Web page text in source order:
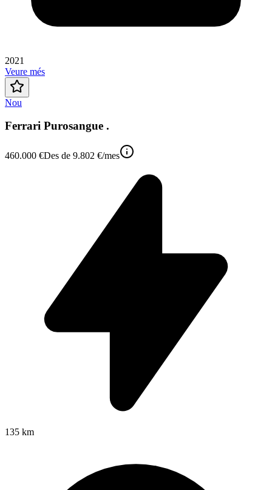
2021
Veure més
Nou
Ferrari Purosangue .
460.000 €Des de 9.802 €/mes
135 km